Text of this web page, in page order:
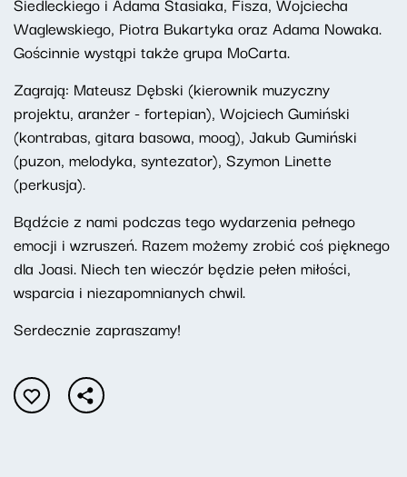
Waglewskiego, Piotra Bukartyka oraz Adama Nowaka.
Gościnnie wystąpi także grupa MoCarta.
Zagrają: Mateusz Dębski (kierownik muzyczny
projektu, aranżer - fortepian), Wojciech Gumiński
(kontrabas, gitara basowa, moog), Jakub Gumiński
(puzon, melodyka, syntezator), Szymon Linette
(perkusja).
Bądźcie z nami podczas tego wydarzenia pełnego
emocji i wzruszeń. Razem możemy zrobić coś pięknego
dla Joasi. Niech ten wieczór będzie pełen miłości,
wsparcia i niezapomnianych chwil.
Serdecznie zapraszamy!